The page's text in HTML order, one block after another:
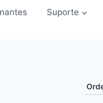
Suporte